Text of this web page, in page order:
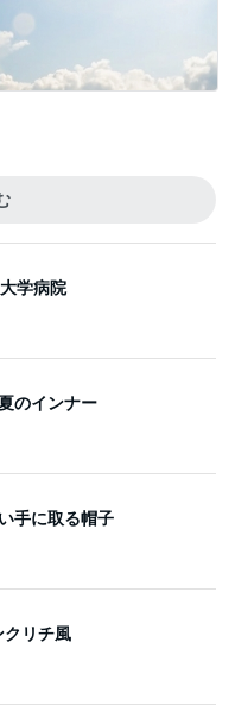
学病院
のインナー
手に取る帽子
クリチ風